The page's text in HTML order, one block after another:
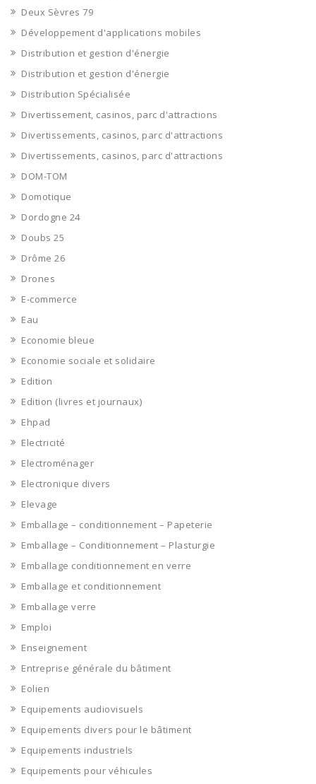
Deux Sèvres 79
Développement d'applications mobiles
Distribution et gestion d'énergie
Distribution et gestion d'énergie
Distribution Spécialisée
Divertissement, casinos, parc d'attractions
Divertissements, casinos, parc d'attractions
Divertissements, casinos, parc d'attractions
DOM-TOM
Domotique
Dordogne 24
Doubs 25
Drôme 26
Drones
E-commerce
Eau
Economie bleue
Economie sociale et solidaire
Edition
Edition (livres et journaux)
Ehpad
Electricité
Electroménager
Electronique divers
Elevage
Emballage – conditionnement – Papeterie
Emballage – Conditionnement – Plasturgie
Emballage conditionnement en verre
Emballage et conditionnement
Emballage verre
Emploi
Enseignement
Entreprise générale du bâtiment
Eolien
Equipements audiovisuels
Equipements divers pour le bâtiment
Equipements industriels
Equipements pour véhicules